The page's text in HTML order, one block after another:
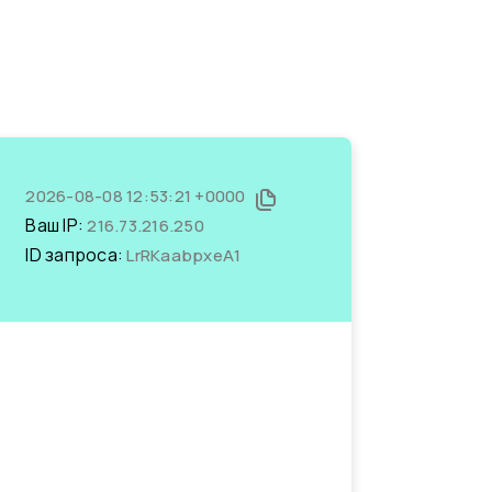
2026-08-08 12:53:21 +0000
Ваш IP:216.73.216.250
ID запроса:LrRKaabpxeA1